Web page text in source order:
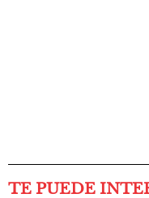
TE PUEDE